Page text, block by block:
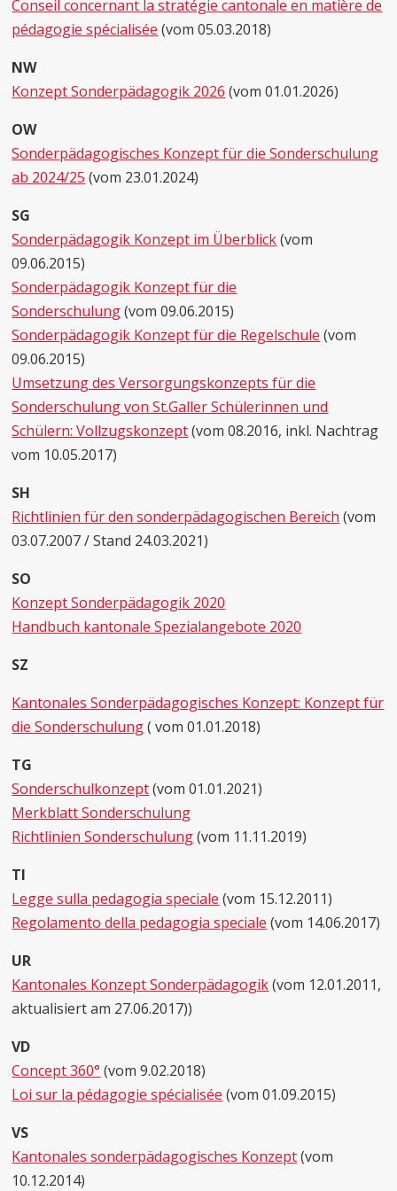
Conseil concernant la stratégie cantonale en matière de
pédagogie spécialisée (vom 05.03.2018)
NW
Konzept Sonderpädagogik 2026 (vom 01.01.2026)
OW
Sonderpädagogisches Konzept für die Sonderschulung
ab 2024/25 (vom 23.01.2024)
SG
Sonderpädagogik Konzept im Überblick(vom
09.06.2015)
Sonderpädagogik Konzept für die
Sonderschulung(vom 09.06.2015)
Sonderpädagogik Konzept für die Regelschule (vom
09.06.2015)
Umsetzung des Versorgungskonzepts für die
Sonderschulung von St.Galler Schülerinnen und
Schülern: Vollzugskonzept(vom 08.2016, inkl. Nachtrag
vom 10.05.2017)
SH
Richtlinien für den sonderpädagogischen Bereich (vom
03.07.2007 / Stand 24.03.2021)
SO
Konzept Sonderpädagogik 2020
Handbuch kantonale Spezialangebote 2020
SZ
Kantonales Sonderpädagogisches Konzept: Konzept für
die Sonderschulung( vom 01.01.2018)
TG
Sonderschulkonzept(vom 01.01.2021)
Merkblatt Sonderschulung
Richtlinien Sonderschulung(vom 11.11.2019)
TI
Legge sulla pedagogia speciale (vom 15.12.2011)
Regolamento della pedagogia speciale (vom 14.06.2017)
UR
Kantonales Konzept Sonderpädagogik(vom 12.01.2011,
aktualisiert am 27.06.2017))
VD
Concept 360° (vom 9.02.2018)
Loi sur la pédagogie spécialisée (vom 01.09.2015)
VS
Kantonales sonderpädagogisches Konzept(vom
10.12.2014)